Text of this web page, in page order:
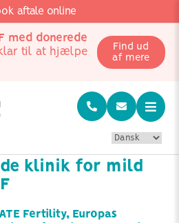
aftale online
med donerede
til at hjælpe
Find ud
af mere
klinik for mild
Fertility, Europas